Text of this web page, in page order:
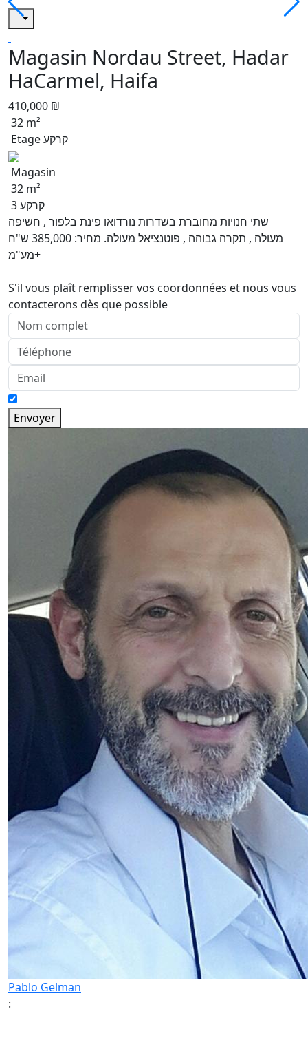
Magasin Nordau Street, Hadar
HaCarmel, Haifa
410,000 ₪
32 m²
Etage קרקע
Magasin
32 m²
קרקע 3
שתי חנויות מחוברת בשדרות נורדואו פינת בלפור , חשיפה
מעולה , תקרה גבוהה , פוטנציאל מעולה. מחיר: 385,000 ש"ח
+מע"מ
S'il vous plaît remplisser vos coordonnées et nous vous
contacterons dès que possible
Envoyer
Pablo Gelman
: